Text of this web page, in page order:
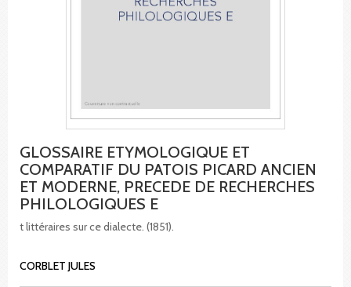
GLOSSAIRE ETYMOLOGIQUE ET
COMPARATIF DU PATOIS PICARD ANCIEN
ET MODERNE, PRECEDE DE RECHERCHES
PHILOLOGIQUES E
t littéraires sur ce dialecte. (1851).
CORBLET JULES